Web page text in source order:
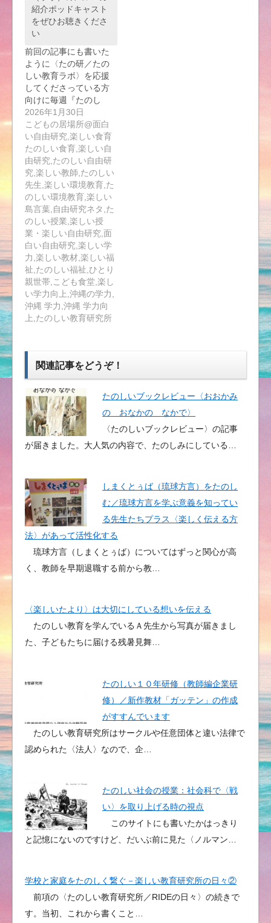
紹介ポッドキャスト
をぜひお聴きくださ
い
前回の記事にも書いた
ように〈たの研／たの
しい教育ラボ〉を応援
してくださっている方
向けに毎週『たのし
い…
2026年1月30日
こどもの居場所@面白
い自由研究,楽しい食育
たのしい食育,楽しい自
由研究,たのしい自由研
究,楽しい教師,たのしい
先生,楽しい環境教育,た
のしい環境教育,楽しい
島言葉,自由研究ネタ,た
のしい授業,楽しい授
業・楽しい自由研究,面
白い自由研究,楽しい学
力,楽しい教材,楽しい福
祉,たのしい福祉,ひとり
親世帯,こども食堂,楽し
い学力向上,沖縄の学力,
沖縄 学力,沖縄 学力向
上,たのしい教育研究所
関連記事をどうぞ！
たのしいブックレビュー〈おおかみ
の おなかの なかで〉
〈たのしいブックレビュー〉の記事
が届きました。大人気の内容で、たのしみにしている…
しまくとぅば（琉球方言）をたのし
む／琉球方言を学ぶ意義を知ってい
る先生たちプラス〈楽しく伝える方
法〉があって活性化する
琉球方言（しまくとぅば）についてはずっと関心が高
く、教師を早期退職する前から教…
〈楽しいたより〉は大切にしている想いを伝える
たのしい教育を学んでいるＡ先生から写真が届きまし
た、子どもたちに届ける残暑見舞…
たのしい１０年研修（教師編企業研
修）／新作教材「ガッテン」の作成
がすすんでいます
たのしい教育研究所はサークルや任意団体と違い法律で
認められた〈法人〉なので、企…
たのしい社会の授業：社会科で〈戦
い〉を取り上げる時の視点
このサイトにも書いたかはっきり
と記憶にないのですけど、だいぶ前に見た〈ノルマン…
学校と家庭をたのしく繋ぐ－楽しい教育研究所の日々②
前項の〈たのしい教育研究所／RIDEの日々〉の続きで
す。当初、これから書くこと…